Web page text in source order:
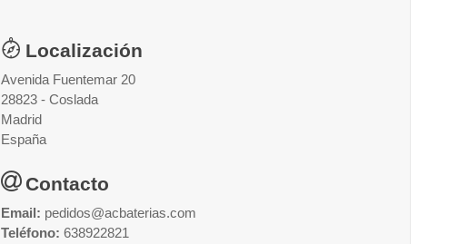
Localización
Avenida Fuentemar 20
28823 - Coslada
Madrid
España
Contacto
Email: pedidos@acbaterias.com
Teléfono: 638922821